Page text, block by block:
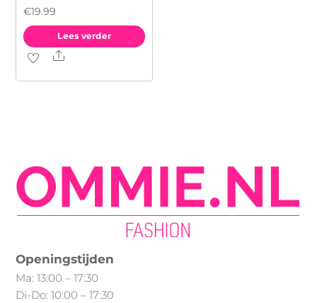
€19.99
Lees verder
Share
Openingstijden
Ma: 13:00 – 17:30
Di-Do: 10:00 – 17:30